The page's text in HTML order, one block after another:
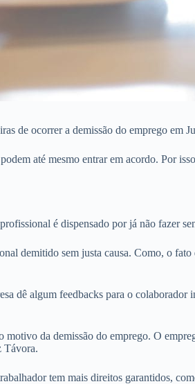
de ocorrer a demissão do emprego em
até mesmo entrar em acordo. Por
é dispensado por já não fazer
demitido sem justa causa. Como, o
dê algum feedbacks para o
motivo da demissão do emprego. O
Távora.
tem mais direitos garantidos,